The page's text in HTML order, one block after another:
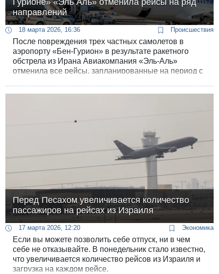
Гурионе» «Эль Аль» отменила рейсы на ряд
направлений
18 марта 2026, 16:36 Происшествия
После повреждения трех частных самолетов в
аэропорту «Бен-Гурион» в результате ракетного
обстрела из Ирана Авиакомпания «Эль-Аль»
отменила все рейсы, запланированные на период с
Перед Песахом увеличивается количество
пассажиров на рейсах из Израиля
17 марта 2026, 12:20 Экономика
Если вы можете позволить себе отпуск, ни в чем
себе не отказывайте. В понедельник стало известно,
что увеличивается количество рейсов из Израиля и
загрузка на каждом рейсе.